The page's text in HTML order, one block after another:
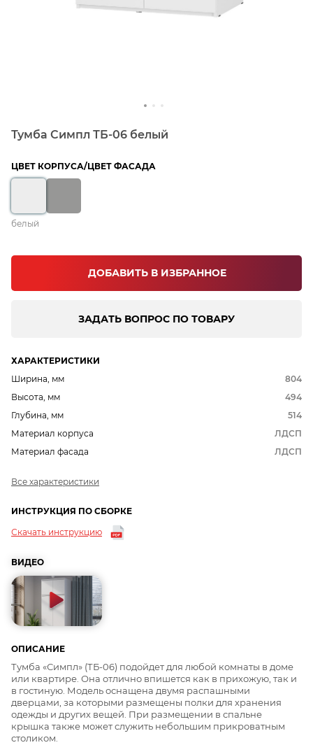
Тумба Симпл ТБ-06 белый
ЦВЕТ КОРПУСА/ЦВЕТ ФАСАДА
белый
ДОБАВИТЬ В ИЗБРАННОЕ
ЗАДАТЬ ВОПРОС ПО ТОВАРУ
ХАРАКТЕРИСТИКИ
Ширина, мм
804
Высота, мм
494
Глубина, мм
514
Материал корпуса
ЛДСП
Материал фасада
ЛДСП
Все характеристики
ИНСТРУКЦИЯ ПО СБОРКЕ
Скачать инструкцию
ВИДЕО
ОПИСАНИЕ
Тумба «Симпл» (ТБ-06) подойдет для любой комнаты в доме
или квартире. Она отлично впишется как в прихожую, так и
в гостиную. Модель оснащена двумя распашными
дверцами, за которыми размещены полки для хранения
одежды и других вещей. При размещении в спальне
крышка также может служить небольшим прикроватным
столиком.